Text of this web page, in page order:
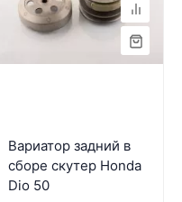
Вариатор задний в
сборе скутер Honda
Dio 50